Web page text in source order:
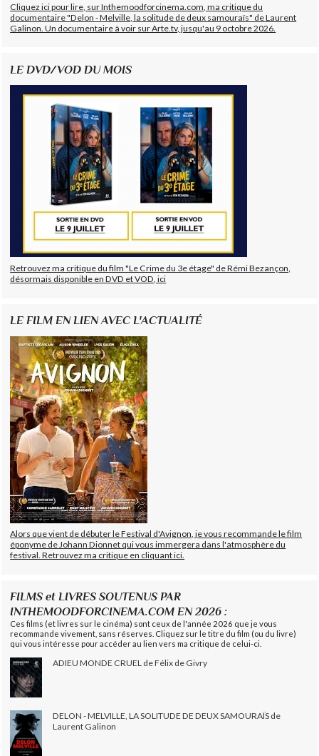
Cliquez ici pour lire, sur Inthemoodforcinema.com, ma critique du
documentaire "Delon - Melville, la solitude de deux samouraïs" de Laurent
Galinon. Un documentaire à voir sur Arte.tv, jusqu'au 9 octobre 2026.
LE DVD/VOD DU MOIS
Retrouvez ma critique du film "Le Crime du 3e étage" de Rémi Bezançon,
désormais disponible en DVD et VOD, ici
LE FILM EN LIEN AVEC L'ACTUALITÉ
Alors que vient de débuter le Festival d'Avignon, je vous recommande le film
éponyme de Johann Dionnet qui vous immergera dans l'atmosphère du
festival. Retrouvez ma critique en cliquant ici.
FILMS et LIVRES SOUTENUS PAR
INTHEMOODFORCINEMA.COM EN 2026 :
Ces films (et livres sur le cinéma) sont ceux de l'année 2026 que je vous
recommande vivement, sans réserves. Cliquez sur le titre du film (ou du livre)
qui vous intéresse pour accéder au lien vers ma critique de celui-ci.
ADIEU MONDE CRUEL de Félix de Givry
DELON - MELVILLE, LA SOLITUDE DE DEUX SAMOURAÏS de
Laurent Galinon